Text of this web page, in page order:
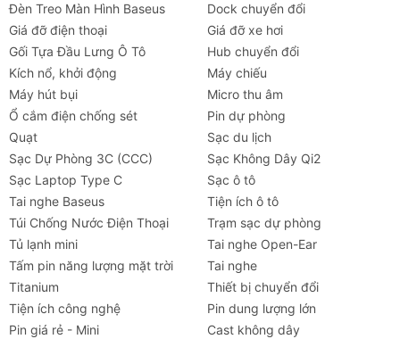
Đèn Treo Màn Hình Baseus
Dock chuyển đổi
Giá đỡ điện thoại
Giá đỡ xe hơi
Gối Tựa Đầu Lưng Ô Tô
Hub chuyển đổi
Kích nổ, khởi động
Máy chiếu
Máy hút bụi
Micro thu âm
Ổ cắm điện chống sét
Pin dự phòng
Quạt
Sạc du lịch
Sạc Dự Phòng 3C (CCC)
Sạc Không Dây Qi2
Sạc Laptop Type C
Sạc ô tô
Tai nghe Baseus
Tiện ích ô tô
Túi Chống Nước Điện Thoại
Trạm sạc dự phòng
Tủ lạnh mini
Tai nghe Open-Ear
Tấm pin năng lượng mặt trời
Tai nghe
Titanium
Thiết bị chuyển đổi
Tiện ích công nghệ
Pin dung lượng lớn
Pin giá rẻ - Mini
Cast không dây